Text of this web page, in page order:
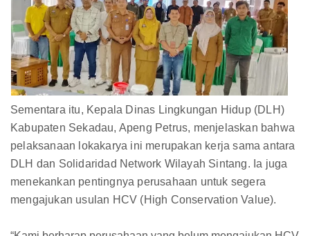
Sementara itu, Kepala Dinas Lingkungan Hidup (DLH)
Kabupaten Sekadau, Apeng Petrus, menjelaskan bahwa
pelaksanaan lokakarya ini merupakan kerja sama antara
DLH dan Solidaridad Network Wilayah Sintang. Ia juga
menekankan pentingnya perusahaan untuk segera
mengajukan usulan HCV (High Conservation Value).